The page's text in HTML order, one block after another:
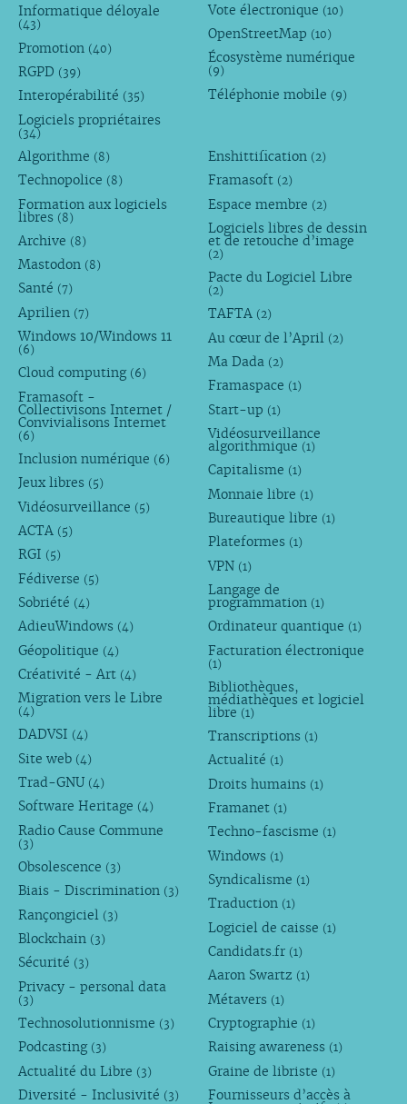
Informatique déloyale
(43)
Promotion (40)
RGPD (39)
Interopérabilité (35)
Logiciels propriétaires
(34)
Vote électronique (10)
OpenStreetMap (10)
Écosystème numérique
(9)
Téléphonie mobile (9)
Algorithme (8)
Technopolice (8)
Formation aux logiciels
libres (8)
Archive (8)
Mastodon (8)
Santé (7)
Aprilien (7)
Windows 10/Windows 11
(6)
Cloud computing (6)
Framasoft -
Collectivisons Internet /
Convivialisons Internet
(6)
Inclusion numérique (6)
Jeux libres (5)
Vidéosurveillance (5)
ACTA (5)
RGI (5)
Fédiverse (5)
Sobriété (4)
AdieuWindows (4)
Géopolitique (4)
Créativité - Art (4)
Migration vers le Libre
(4)
DADVSI (4)
Site web (4)
Trad-GNU (4)
Software Heritage (4)
Radio Cause Commune
(3)
Obsolescence (3)
Biais - Discrimination (3)
Rançongiciel (3)
Blockchain (3)
Sécurité (3)
Privacy - personal data
(3)
Technosolutionnisme (3)
Podcasting (3)
Actualité du Libre (3)
Diversité - Inclusivité (3)
Enshittification (2)
Framasoft (2)
Espace membre (2)
Logiciels libres de dessin
et de retouche d’image
(2)
Pacte du Logiciel Libre
(2)
TAFTA (2)
Au cœur de l’April (2)
Ma Dada (2)
Framaspace (1)
Start-up (1)
Vidéosurveillance
algorithmique (1)
Capitalisme (1)
Monnaie libre (1)
Bureautique libre (1)
Plateformes (1)
VPN (1)
Langage de
programmation (1)
Ordinateur quantique (1)
Facturation électronique
(1)
Bibliothèques,
médiathèques et logiciel
libre (1)
Transcriptions (1)
Actualité (1)
Droits humains (1)
Framanet (1)
Techno-fascisme (1)
Windows (1)
Syndicalisme (1)
Traduction (1)
Logiciel de caisse (1)
Candidats.fr (1)
Aaron Swartz (1)
Métavers (1)
Cryptographie (1)
Raising awareness (1)
Graine de libriste (1)
Fournisseurs d’accès à